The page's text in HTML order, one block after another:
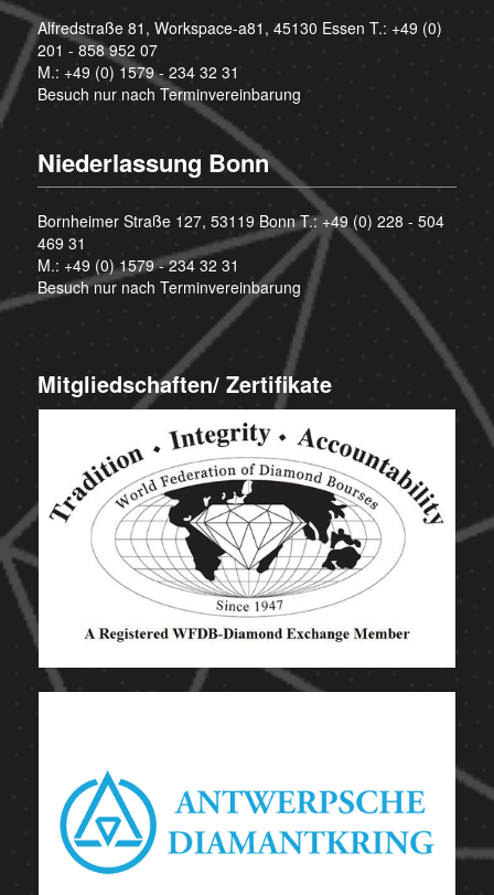
Alfredstraße 81, Workspace-a81, 45130 Essen T.: +49 (0)
201 - 858 952 07
M.: +49 (0) 1579 - 234 32 31
Besuch nur nach Terminvereinbarung
Niederlassung Bonn
Bornheimer Straße 127, 53119 Bonn T.:+49 (0) 228 - 504
469 31
M.: +49 (0) 1579 - 234 32 31
Besuch nur nach Terminvereinbarung
Mitgliedschaften/ Zertifikate